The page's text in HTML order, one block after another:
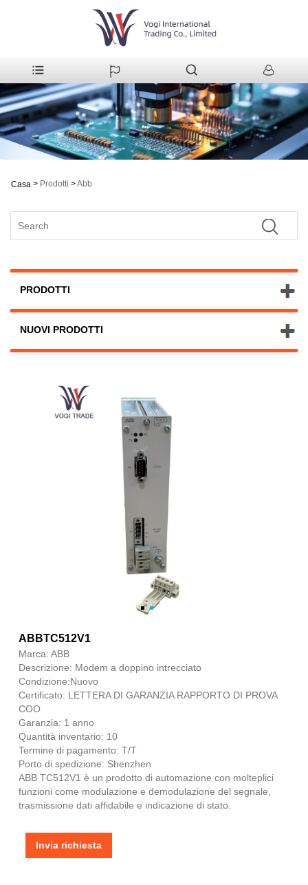
Casa > Prodotti >Abb
PRODOTTI
NUOVI PRODOTTI
ABBTC512V1
Marca: ABB
Descrizione: Modem a doppino intrecciato
Condizione:Nuovo
Certificato: LETTERA DI GARANZIA RAPPORTO DI PROVA
COO
Garanzia: 1 anno
Quantità inventario: 10
Termine di pagamento: T/T
Porto di spedizione: Shenzhen
ABB TC512V1 è un prodotto di automazione con molteplici
funzioni come modulazione e demodulazione del segnale,
trasmissione dati affidabile e indicazione di stato.
Invia richiesta